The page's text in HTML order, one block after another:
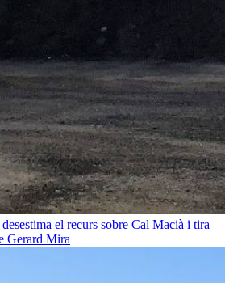
el recurs sobre Cal Macià i tira
Gerard Mira